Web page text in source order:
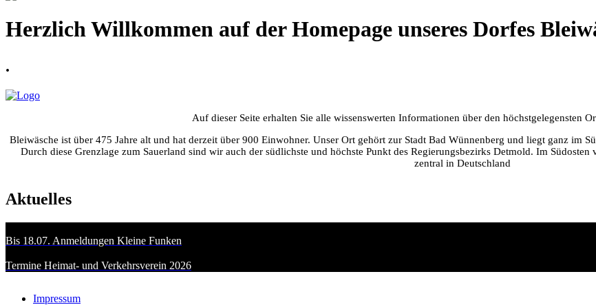
Herzlich Willkommen auf der Homepage unseres Dorfes
.
Auf dieser Seite erhalten Sie alle wissenswerten Informationen über den höchstgelegensten
Bleiwäsche ist über 475 Jahre alt und hat derzeit über 900 Einwohner. Unser Ort gehört zur Stadt Bad Wünnenberg und liegt ganz im
Durch diese Grenzlage zum Sauerland sind wir auch der südlichste und höchste Punkt des Regierungsbezirks Detmold. Im
zentral in Deutschland
Aktuelles
Bis 18.07. Anmeldungen Kleine Funken
Termine Heimat- und Verkehrsverein 2026
Impressum